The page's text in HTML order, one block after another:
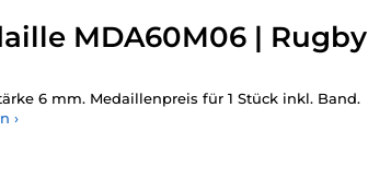
MDA60M06 | Rugby
6 mm. Medaillenpreis für 1 Stück inkl. Band.
›